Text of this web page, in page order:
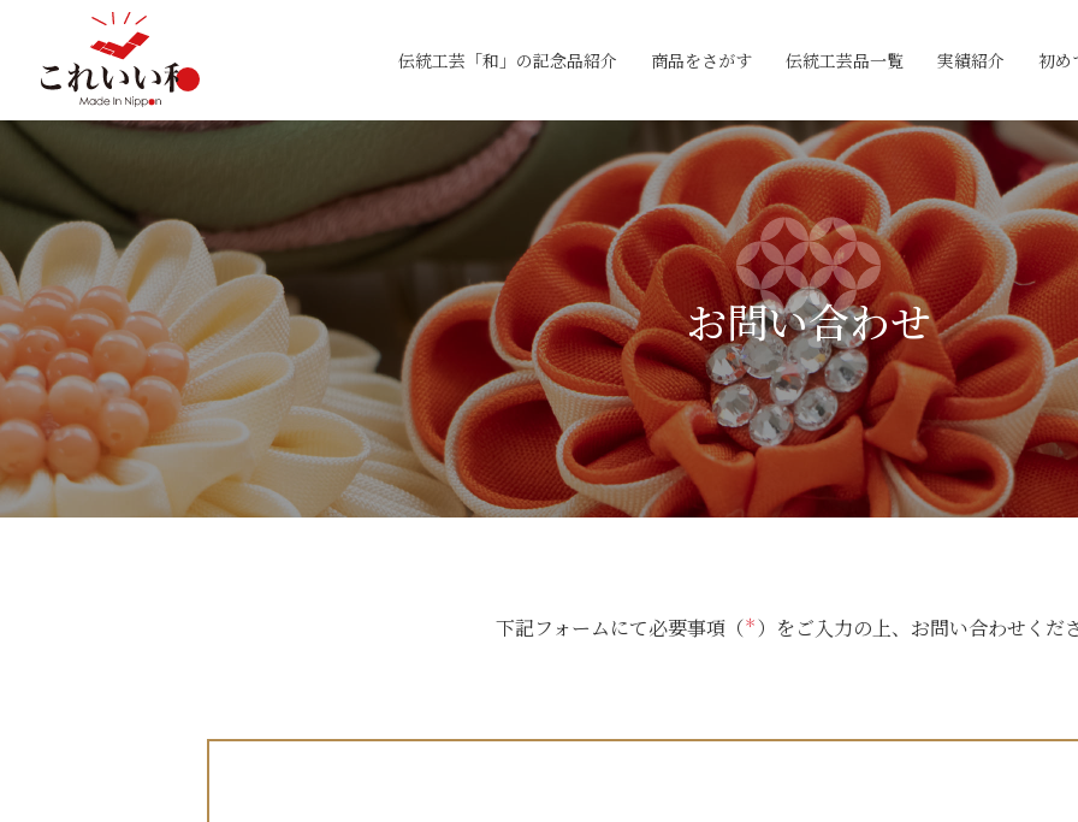
伝統工芸「和」の記念品紹介 商品をさがす 伝統工芸品一覧 実績紹介 初め
お問い合わせ
下記フォームにて必要事項（＊ ）をご入力の上、お問い合わせくだ